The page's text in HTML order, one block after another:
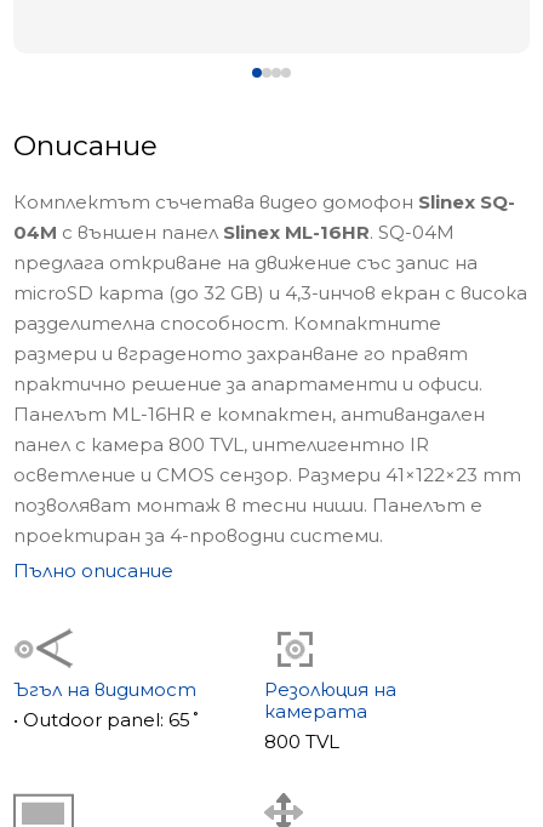
Описание
Комплектът съчетава видео домофон Slinex SQ-
04M с външен панел Slinex ML-16HR. SQ-04M
предлага откриване на движение със запис на
microSD карта (до 32 GB) и 4,3-инчов екран с висока
разделителна способност. Компактните
размери и вграденото захранване го правят
практично решение за апартаменти и офиси.
Панелът ML-16HR е компактен, антивандален
панел с камера 800 TVL, интелигентно IR
осветление и CMOS сензор. Размери 41×122×23 mm
позволяват монтаж в тесни ниши. Панелът е
проектиран за 4-проводни системи.
Пълно описание
Ъгъл на видимост
• Outdoor panel: 65˚
Резолюция на
камерата
800 TVL